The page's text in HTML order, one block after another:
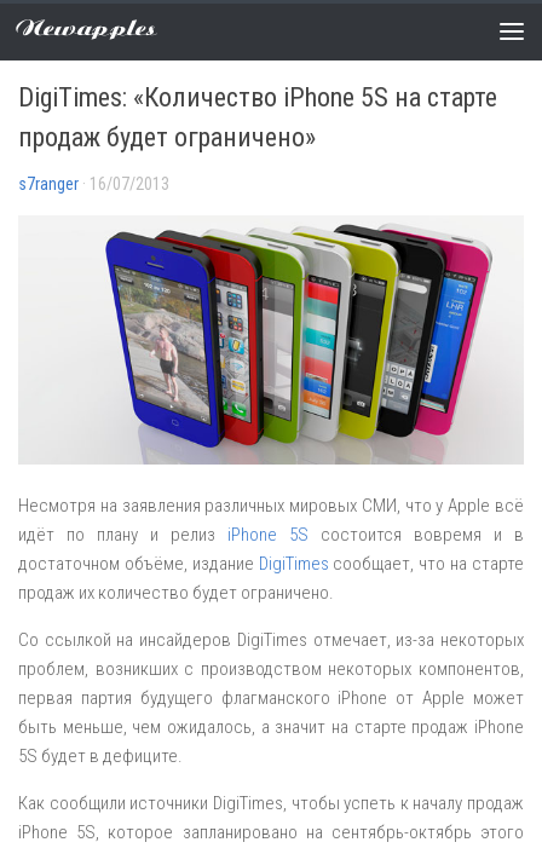
Newapples
НОВОСТИ 2 COMMENTS
DigiTimes: «Количество iPhone 5S на старте
продаж будет ограничено»
s7ranger · 16/07/2013
Несмотря на заявления различных мировых СМИ, что у Apple всё
идёт по плану и релиз iPhone 5S состоится вовремя и в
достаточном объёме, издание DigiTimes сообщает, что на старте
продаж их количество будет ограничено.
Со ссылкой на инсайдеров DigiTimes отмечает, из-за некоторых
проблем, возникших с производством некоторых компонентов,
первая партия будущего флагманского iPhone от Apple может
быть меньше, чем ожидалось, а значит на старте продаж iPhone
5S будет в дефиците.
Как сообщили источники DigiTimes, чтобы успеть к началу продаж
iPhone 5S, которое запланировано на сентябрь-октябрь этого